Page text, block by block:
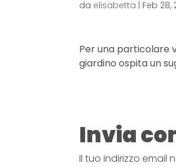
da elisabetta Feb 28,
Per una particolare
giardino ospita un
Invia
Il tuo indirizzo email